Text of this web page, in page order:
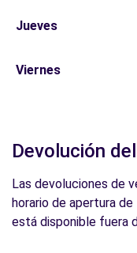
Jueves
Viernes
Devolución
Las devoluciones de
horario de apertura
está disponible fuera